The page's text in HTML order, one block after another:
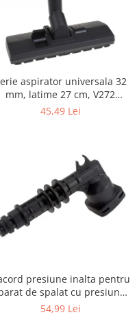
aspirator universala 32
mm, latime 27 cm, V272
ECONOMY
45,49 Lei
presiune inalta pentru
de spalat cu presiune,
KARCHER 9.013-355.0, K4/K5
54,99 Lei